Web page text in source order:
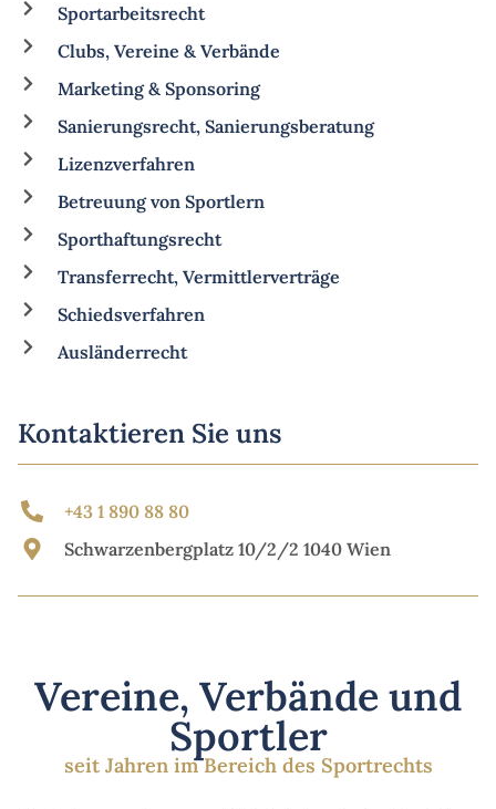
Vereine, Verbände und
Sportler
seit Jahren im Bereich des Sportrechts
Sportarbeitsrecht
Clubs, Vereine & Verbände
Marketing & Sponsoring
Sanierungsrecht, Sanierungsberatung
Lizenzverfahren
Betreuung von Sportlern
Sporthaftungsrecht
Transferrecht, Vermittlerverträge
Schiedsverfahren
Ausländerrecht
Kontaktieren Sie uns
+43 1 890 88 80
Schwarzenbergplatz 10/2/2 1040 Wien